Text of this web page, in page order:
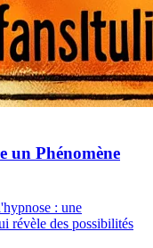
un Phénomène
: une
révèle des possibilités